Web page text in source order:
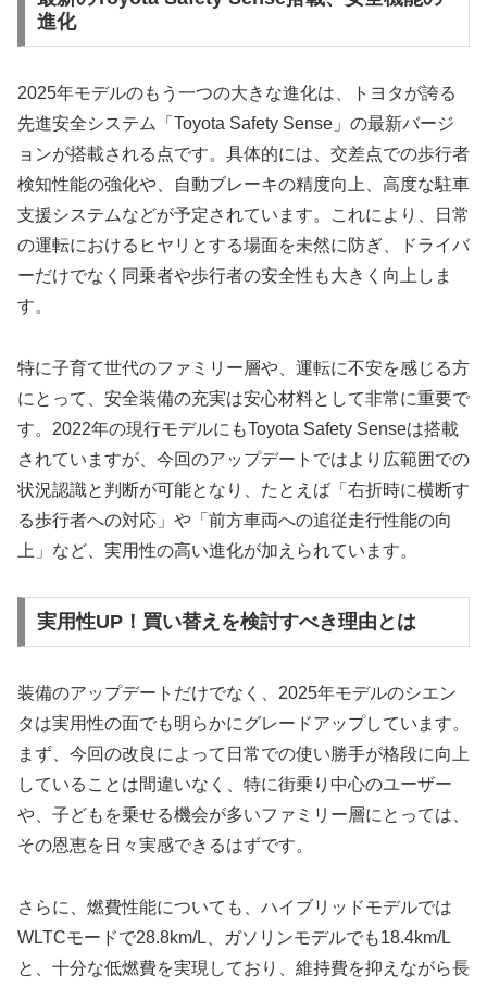
進化
2025年モデルのもう一つの大きな進化は、トヨタが誇る
先進安全システム「Toyota Safety Sense」の最新バージ
ョンが搭載される点です。具体的には、交差点での歩行者
検知性能の強化や、自動ブレーキの精度向上、高度な駐車
支援システムなどが予定されています。これにより、日常
の運転におけるヒヤリとする場面を未然に防ぎ、ドライバ
ーだけでなく同乗者や歩行者の安全性も大きく向上しま
す。
特に子育て世代のファミリー層や、運転に不安を感じる方
にとって、安全装備の充実は安心材料として非常に重要で
す。2022年の現行モデルにもToyota Safety Senseは搭載
されていますが、今回のアップデートではより広範囲での
状況認識と判断が可能となり、たとえば「右折時に横断す
る歩行者への対応」や「前方車両への追従走行性能の向
上」など、実用性の高い進化が加えられています。
実用性UP！買い替えを検討すべき理由とは
装備のアップデートだけでなく、2025年モデルのシエン
タは実用性の面でも明らかにグレードアップしています。
まず、今回の改良によって日常での使い勝手が格段に向上
していることは間違いなく、特に街乗り中心のユーザー
や、子どもを乗せる機会が多いファミリー層にとっては、
その恩恵を日々実感できるはずです。
さらに、燃費性能についても、ハイブリッドモデルでは
WLTCモードで28.8km/L、ガソリンモデルでも18.4km/L
と、十分な低燃費を実現しており、維持費を抑えながら長